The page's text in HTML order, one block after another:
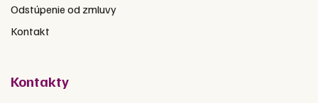
Odstúpenie od zmluvy
Kontakt
Kontakty